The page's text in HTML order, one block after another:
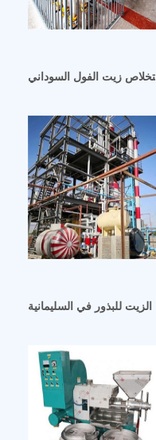
زيت الفول السوداني
للبذور في السليمانية